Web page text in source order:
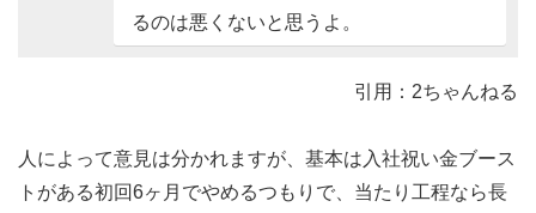
るのは悪くないと思うよ。
引用：2ちゃんねる
人によって意見は分かれますが、基本は入社祝い金ブース
トがある初回6ヶ月でやめるつもりで、当たり工程なら長